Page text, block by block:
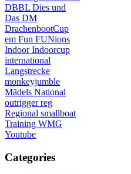
DBBL Dies und
Das DM
DrachenbootCup
em Fun FUNions
IndoorIndoorcup
international
Langstrecke
monkeyjumble
Mädels National
outriggerreg
Regional smallboat
Training WMG
Youtube
Categories